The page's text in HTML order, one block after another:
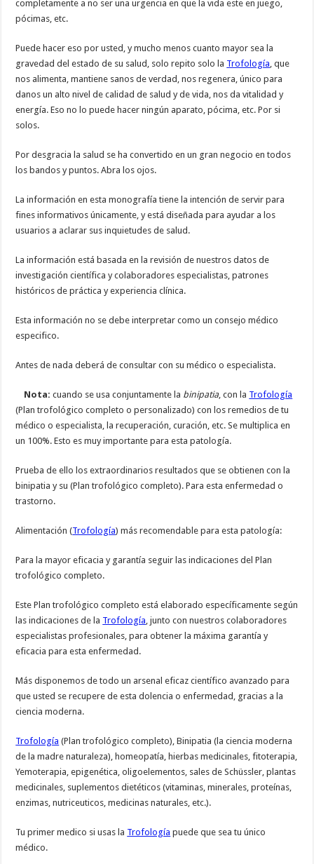
completamente a no ser una urgencia en que la vida este en juego,
pócimas, etc.
Puede hacer eso por usted, y mucho menos cuanto mayor sea la
gravedad del estado de su salud, solo repito solo la Trofología, que
nos alimenta, mantiene sanos de verdad, nos regenera, único para
danos un alto nivel de calidad de salud y de vida, nos da vitalidad y
energía. Eso no lo puede hacer ningún aparato, pócima, etc. Por si
solos.
Por desgracia la salud se ha convertido en un gran negocio en todos
los bandos y puntos. Abra los ojos.
La información en esta monografía tiene la intención de servir para
fines informativos únicamente, y está diseñada para ayudar a los
usuarios a aclarar sus inquietudes de salud.
La información está basada en la revisión de nuestros datos de
investigación científica y colaboradores especialistas, patrones
históricos de práctica y experiencia clínica.
Esta información no se debe interpretar como un consejo médico
especifico.
Antes de nada deberá de consultar con su médico o especialista.
Nota:cuando se usa conjuntamente la binipatia, con la Trofología
(Plan trofológico completo o personalizado) con los remedios de tu
médico o especialista, la recuperación, curación, etc. Se multiplica en
un 100%. Esto es muy importante para esta patología.
Prueba de ello los extraordinarios resultados que se obtienen con la
binipatia y su (Plan trofológico completo). Para esta enfermedad o
trastorno.
Alimentación (Trofología) más recomendable para esta patología:
Para la mayor eficacia y garantía seguir las indicaciones del Plan
trofológico completo.
Este Plan trofológico completo está elaborado específicamente según
las indicaciones de la Trofología, junto con nuestros colaboradores
especialistas profesionales, para obtener la máxima garantía y
eficacia para esta enfermedad.
Más disponemos de todo un arsenal eficaz científico avanzado para
que usted se recupere de esta dolencia o enfermedad, gracias a la
ciencia moderna.
Trofología (Plan trofológico completo), Binipatia (la ciencia moderna
de la madre naturaleza), homeopatía, hierbas medicinales, fitoterapia,
Yemoterapia, epigenética, oligoelementos, sales de Schüssler, plantas
medicinales, suplementos dietéticos (vitaminas, minerales, proteínas,
enzimas, nutriceuticos, medicinas naturales, etc.).
Tu primer medico si usas la Trofología puede que sea tu único
médico.